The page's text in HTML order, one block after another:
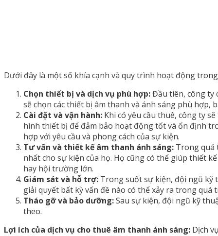
Dưới đây là một số khía cạnh và quy trình hoạt động
Chọn thiết bị và dịch vụ phù hợp:Đầu tiên, công ty
sẽ chọn các thiết bị âm thanh và ánh sáng phù hợp,
Cài đặt và vận hành: Khi có yêu cầu thuê, công ty
hình thiết bị để đảm bảo hoạt động tốt và ổn định
hợp với yêu cầu và phong cách của sự kiện.
Tư vấn và thiết kế âm thanh ánh sáng: Trong quá
nhất cho sự kiện của họ. Họ cũng có thể giúp thiết
hay hội trường lớn.
Giám sát và hỗ trợ: Trong suốt sự kiện, đội ngũ kỹ
giải quyết bất kỳ vấn đề nào có thể xảy ra trong quá
Tháo gỡ và bảo dưỡng:Sau sự kiện, đội ngũ kỹ
theo.
Lợi ích của dịch vụ cho thuê âm thanh ánh sáng: Dịch